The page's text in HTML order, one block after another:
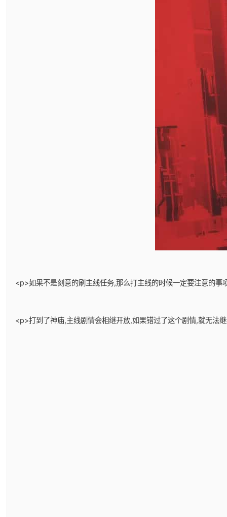
<p>如果不是刻意的刷主线任务,那么打主线的时候一定要注意的
<p>打到了神庙,主线剧情会相继开放,如果错过了这个剧情,就无法